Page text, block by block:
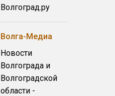
Волгоград.ру
Волга-Медиа
Новости
Волгограда и
Волгоградской
области -